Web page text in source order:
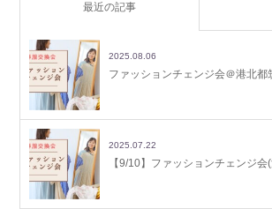
最近の記事
2025.08.06
ファッションチェンジ会＠港北都
2025.07.22
【9/10】ファッションチェンジ